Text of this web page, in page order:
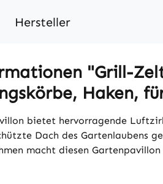
Hersteller
"Grill-
Haken,
bietet hervorragende
Dach des Gartenlaubens
macht diesen